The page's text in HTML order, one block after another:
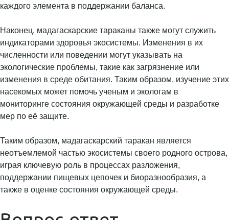
каждого элемента в поддержании баланса.
Наконец, мадагаскарские тараканы также могут служить
индикаторами здоровья экосистемы. Изменения в их
численности или поведении могут указывать на
экологические проблемы, такие как загрязнение или
изменения в среде обитания. Таким образом, изучение этих
насекомых может помочь ученым и экологам в
мониторинге состояния окружающей среды и разработке
мер по её защите.
Таким образом, мадагаскарский таракан является
неотъемлемой частью экосистемы своего родного острова,
играя ключевую роль в процессах разложения,
поддержании пищевых цепочек и биоразнообразия, а
также в оценке состояния окружающей среды.